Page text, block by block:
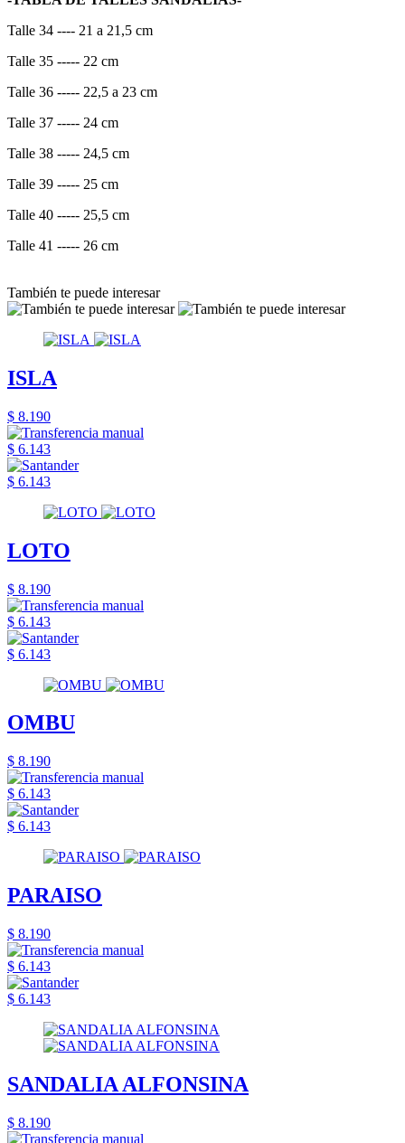
Talle 34 ---- 21 a 21,5 cm
Talle 35 ----- 22 cm
Talle 36 ----- 22,5 a 23 cm
Talle 37 ----- 24 cm
Talle 38 ----- 24,5 cm
Talle 39 ----- 25 cm
Talle 40 ----- 25,5 cm
Talle 41 ----- 26 cm
También te puede interesar
ISLA
$ 8.190
$ 6.143
$ 6.143
LOTO
$ 8.190
$ 6.143
$ 6.143
OMBU
$ 8.190
$ 6.143
$ 6.143
PARAISO
$ 8.190
$ 6.143
$ 6.143
SANDALIA ALFONSINA
$ 8.190